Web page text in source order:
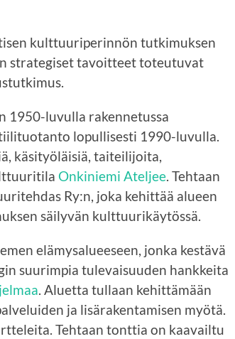
kulttuuriperinnön tutkimuksen
strategiset tavoitteet toteutuvat
1950-luvulla rakennetussa
lopullisesti 1990-luvulla.
käsityöläisiä, taiteilijoita,
Onkiniemi Ateljee. Tehtaan
Ry:n, joka kehittää alueen
säilyvän kulttuurikäytössä.
elämysalueeseen, jonka kestävä
suurimpia tulevaisuuden hankkeita
. Aluetta tullaan kehittämään
ja lisärakentamisen myötä.
Tehtaan tonttia on kaavailtu